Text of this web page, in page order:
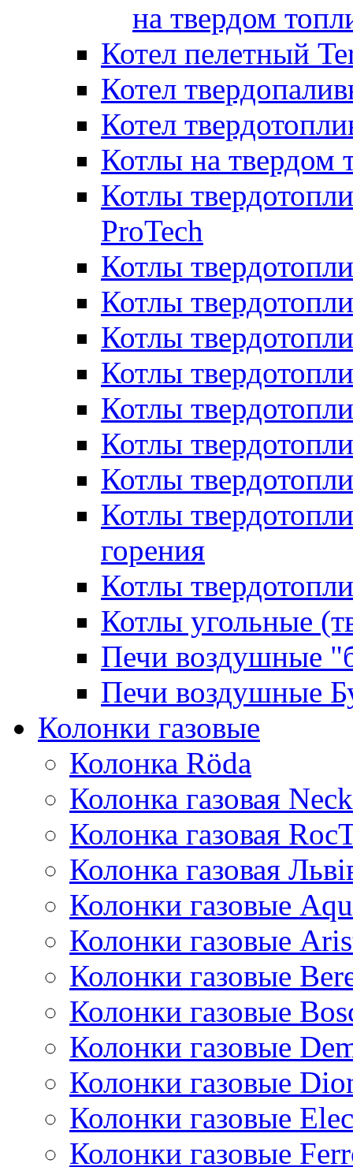
на твердом
Котел пелетный
Котел
Котел
Котлы на твердом
Котлы
ProTech
Котлы
Котлы
Котлы
Котлы
Котлы
Котлы
Котлы
Котлы
горения
Котлы
Котлы угольные
Печи воздушные
Печи воздушные
Колонки газовые
Колонка Rӧda
Колонка газовая
Колонка газовая
Колонка газовая
Колонки газовые
Колонки газовые
Колонки газовые
Колонки газовые
Колонки газовые
Колонки газовые
Колонки газовые
Колонки газовые